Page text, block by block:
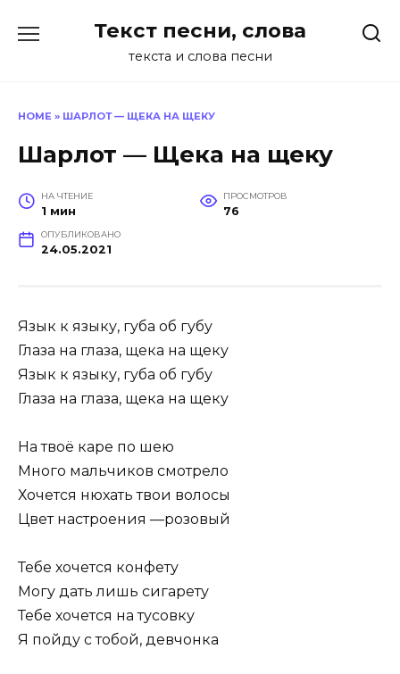
Текст песни, слова
текста и слова песни
HOME » ШАРЛОТ — ЩЕКА НА ЩЕКУ
Шарлот — Щека на щеку
НА ЧТЕНИЕ
1 мин
ПРОСМОТРОВ
76
ОПУБЛИКОВАНО
24.05.2021
Язык к языку, губа об губу
Глаза на глаза, щека на щеку
Язык к языку, губа об губу
Глаза на глаза, щека на щеку
На твоё каре по шею
Много мальчиков смотрело
Хочется нюхать твои волосы
Цвет настроения —розовый
Тебе хочется конфету
Могу дать лишь сигарету
Тебе хочется на тусовку
Я пойду с тобой, девчонка